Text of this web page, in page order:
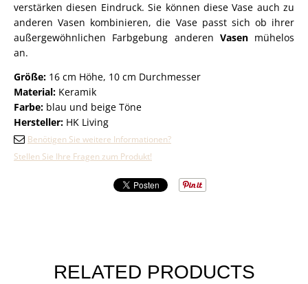
verstärken diesen Eindruck. Sie können diese Vase auch zu
anderen Vasen kombinieren, die Vase passt sich ob ihrer
außergewöhnlichen Farbgebung anderen Vasenmühelos
an.
Größe: 16 cm Höhe, 10 cm Durchmesser
Material: Keramik
Farbe: blau und beige Töne
Hersteller: HK Living
Benötigen Sie weitere Informationen?
Stellen Sie Ihre Fragen zum Produkt!
RELATED PRODUCTS